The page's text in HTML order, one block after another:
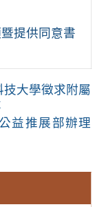
提供同意書
大學徵求附屬
益推展部辦理